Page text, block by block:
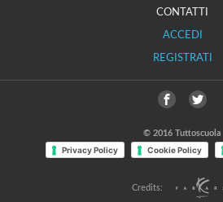
CONTATTI
ACCEDI
REGISTRATI
© 2016 Tuttoscuola
Privacy Policy Cookie Policy
Credits: